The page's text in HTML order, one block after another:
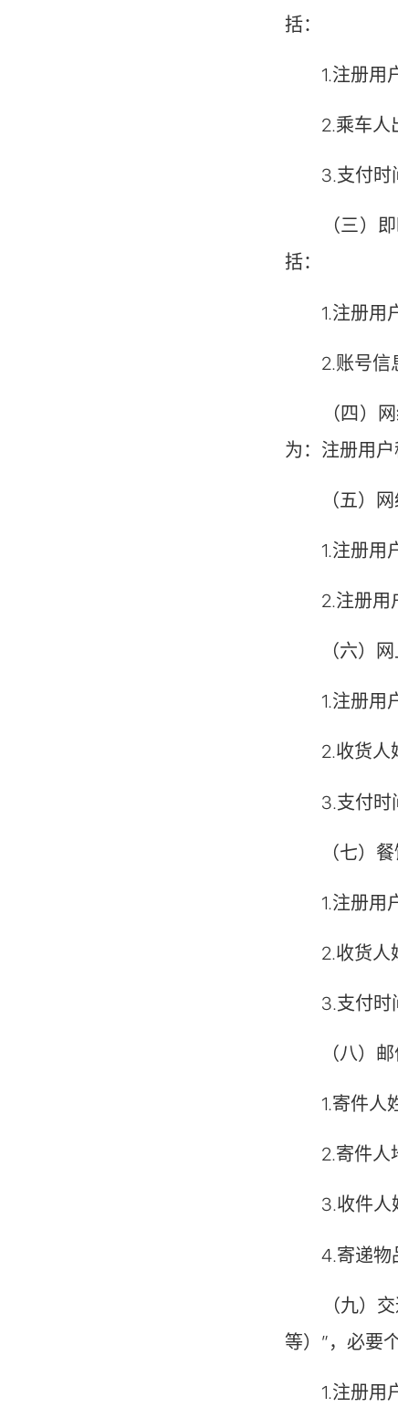
括：
1.注册用户
2.乘车人出
3.支付时间
（三）即时
括：
1.注册用户
2.账号信息
（四）网络
为：注册用户
（五）网络
1.注册用户
2.注册用户
（六）网上
1.注册用户
2.收货人姓
3.支付时间
（七）餐饮
1.注册用户
2.收货人姓
3.支付时间
（八）邮件
1.寄件人姓
2.寄件人地
3.收件人姓
4.寄递物品
（九）交通
等）”，必要
1.注册用户